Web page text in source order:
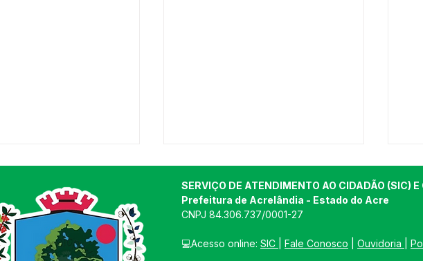
SERVIÇO DE ATENDIMENTO AO CIDADÃO (SIC) E
Prefeitura de Acrelândia - Estado do Acre
CNPJ 84.306.737/0001-27
💻Acesso online: SIC Fale Conosco Ouvidoria